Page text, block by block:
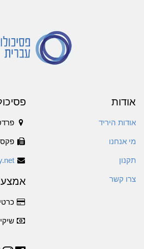
אודות
אודות היריד
מי אנחנו
תקנון
צרו קשר
פקס: 1534-